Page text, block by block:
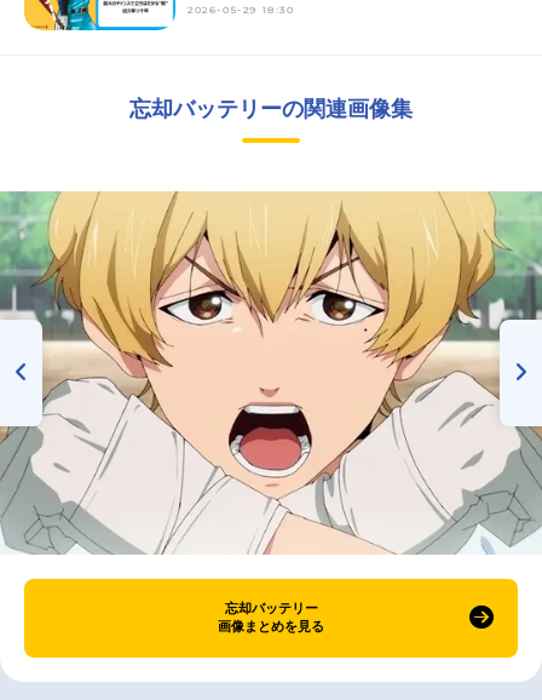
2026-05-29 18:30
忘却バッテリーの関連画像集
忘却バッテリー
画像まとめを見る